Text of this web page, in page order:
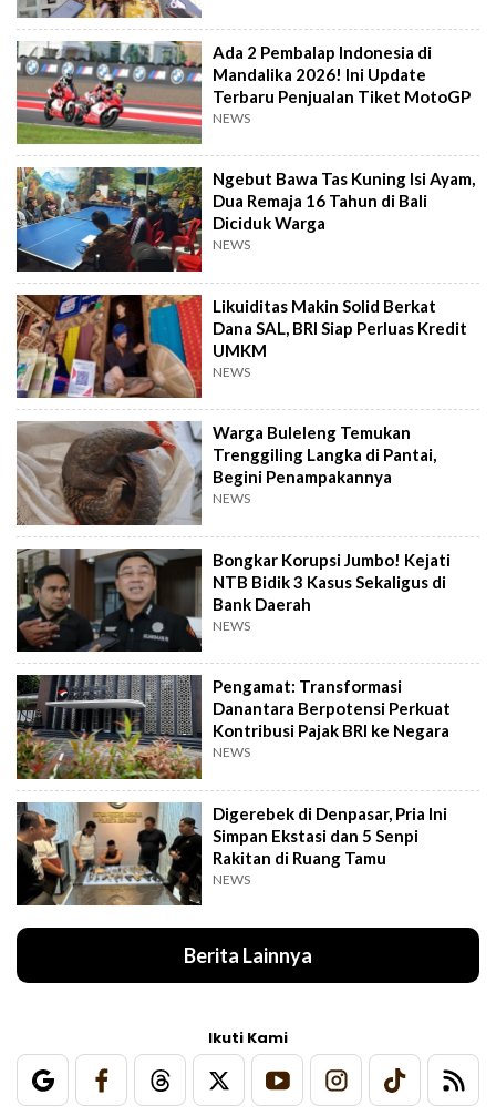
Ada 2 Pembalap Indonesia di
Mandalika 2026! Ini Update
Terbaru Penjualan Tiket MotoGP
NEWS
Ngebut Bawa Tas Kuning Isi Ayam,
Dua Remaja 16 Tahun di Bali
Diciduk Warga
NEWS
Likuiditas Makin Solid Berkat
Dana SAL, BRI Siap Perluas Kredit
UMKM
NEWS
Warga Buleleng Temukan
Trenggiling Langka di Pantai,
Begini Penampakannya
NEWS
Bongkar Korupsi Jumbo! Kejati
NTB Bidik 3 Kasus Sekaligus di
Bank Daerah
NEWS
Pengamat: Transformasi
Danantara Berpotensi Perkuat
Kontribusi Pajak BRI ke Negara
NEWS
Digerebek di Denpasar, Pria Ini
Simpan Ekstasi dan 5 Senpi
Rakitan di Ruang Tamu
NEWS
Berita Lainnya
Ikuti Kami